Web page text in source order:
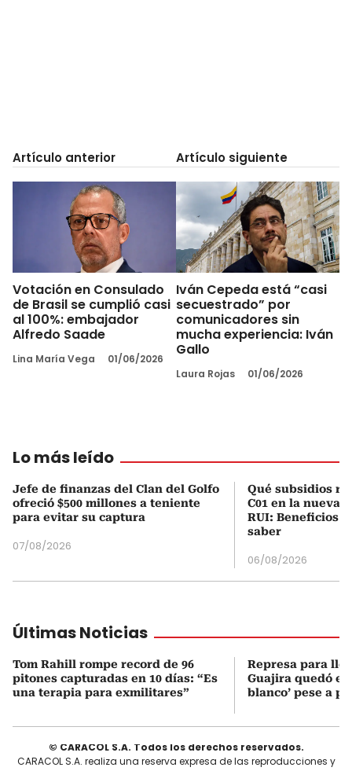
Artículo anterior
Votación en Consulado
de Brasil se cumplió casi
al 100%: embajador
Alfredo Saade
Lina María Vega 01/06/2026
Artículo siguiente
Iván Cepeda está “casi
secuestrado” por
comunicadores sin
mucha experiencia: Iván
Gallo
Laura Rojas 01/06/2026
Lo más leído
Jefe de finanzas del Clan del Golfo
ofreció $500 millones a teniente
para evitar su captura
07/08/2026
Qué subsidios
C01 en la nueva
RUI: Beneficios
saber
06/08/2026
Últimas Noticias
Tom Rahill rompe record de 96
pitones capturadas en 10 días: “Es
una terapia para exmilitares”
Represa para
Guajira quedó en
blanco’ pese a
© CARACOL S.A. Todos los derechos reservados.
CARACOL S.A. realiza una reserva expresa de las reproducciones y